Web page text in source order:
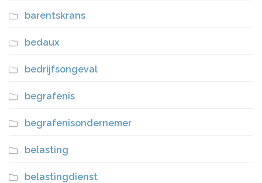
barentskrans
bedaux
bedrijfsongeval
begrafenis
begrafenisondernemer
belasting
belastingdienst